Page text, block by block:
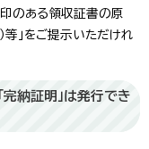
のある領収証書の原
等」をご提示いただけれ
完納証明」は発行でき